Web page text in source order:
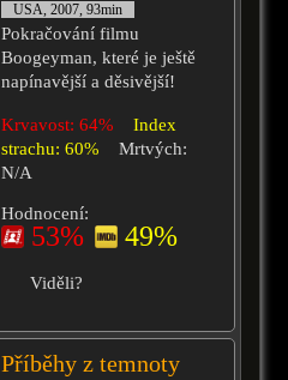
USA, 2007, 93min
Pokračování filmu
Boogeyman, které je ještě
napínavější a děsivější!
Krvavost: 64%
Index
strachu: 60%
Mrtvých:
N/A
Hodnocení:
53% 49%
Viděli?
Příběhy z temnoty